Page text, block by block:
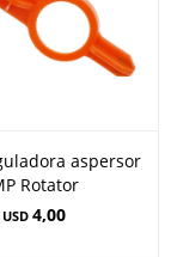
aspersor
Rotator
USD 4,00